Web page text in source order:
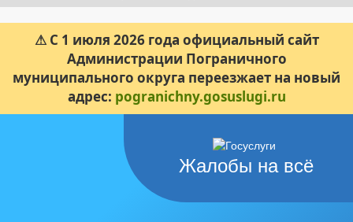
⚠ С 1 июля 2026 года официальный сайт
Администрации Пограничного
муниципального округа переезжает на новый
адрес: pogranichny.gosuslugi.ru
Жалобы на всё